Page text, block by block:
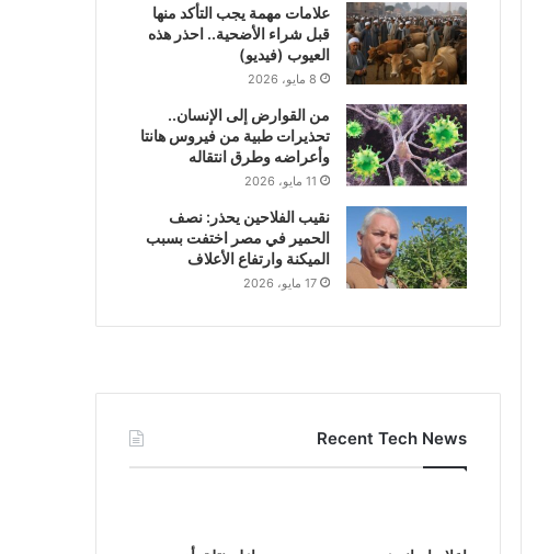
علامات مهمة يجب التأكد منها
قبل شراء الأضحية.. احذر هذه
العيوب (فيديو)
8 مايو، 2026
من القوارض إلى الإنسان..
تحذيرات طبية من فيروس هانتا
وأعراضه وطرق انتقاله
11 مايو، 2026
نقيب الفلاحين يحذر: نصف
الحمير في مصر اختفت بسبب
الميكنة وارتفاع الأعلاف
17 مايو، 2026
Recent Tech News